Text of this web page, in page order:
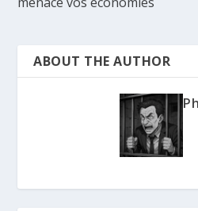
ABOUT THE AUTHOR